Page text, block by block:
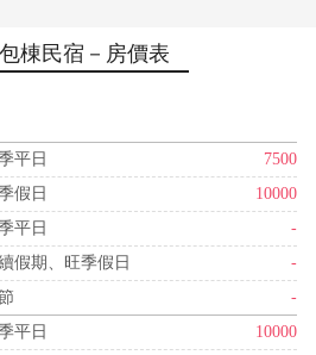
棟民宿－房價表
平日
7500
假日
10000
平日
-
假期、旺季假日
-
-
平日
10000